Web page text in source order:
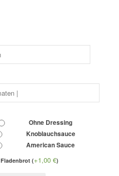
Ohne Dressing
Knoblauchsauce
American Sauce
Fladenbrot (+1,00 €)